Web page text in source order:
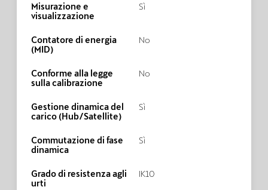
Misurazione e
visualizzazione
Sì
Contatore di energia
(MID)
No
Conforme alla legge
sulla calibrazione
No
Gestione dinamica del
carico (Hub/Satellite)
Sì
Commutazione di fase
dinamica
Sì
Grado di resistenza agli
urti
IK10